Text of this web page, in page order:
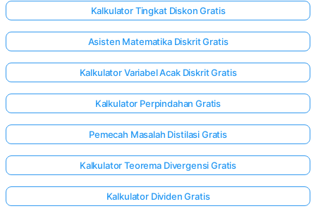
di sini!
Kalkulator Tingkat Diskon Gratis
Asisten Matematika Diskrit Gratis
Kalkulator Variabel Acak Diskrit Gratis
Kalkulator Perpindahan Gratis
Pemecah Masalah Distilasi Gratis
Kalkulator Teorema Divergensi Gratis
Kalkulator Dividen Gratis